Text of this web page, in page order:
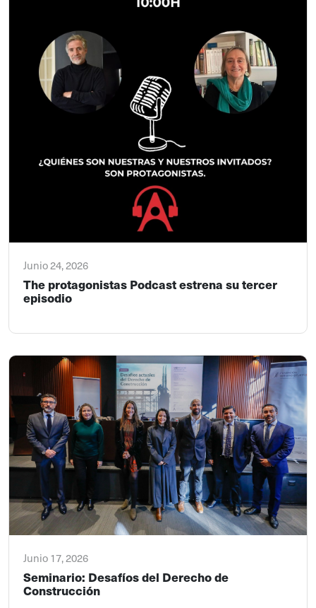
Junio 24, 2026
The protagonistas Podcast estrena su tercer
episodio
Junio 17, 2026
Seminario: Desafíos del Derecho de
Construcción